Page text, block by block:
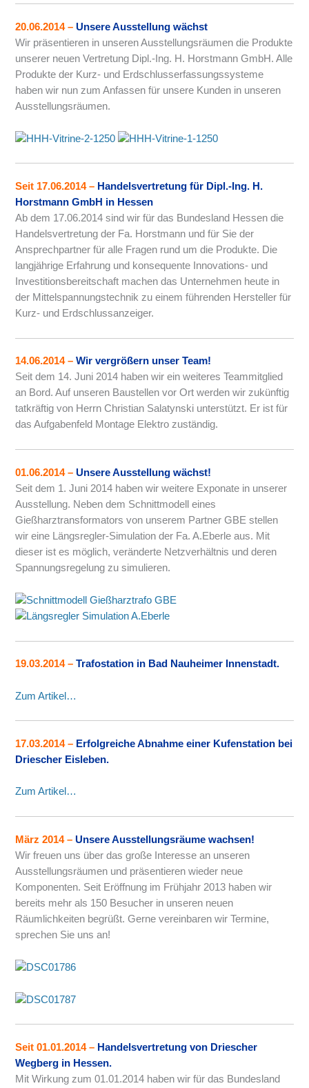
20.06.2014– Unsere Ausstellung wächst
Wir präsentieren in unseren Ausstellungsräumen die Produkte
unserer neuen Vertretung Dipl.-Ing. H. Horstmann GmbH. Alle
Produkte der Kurz- und Erdschlusserfassungssysteme
haben wir nun zum Anfassen für unsere Kunden in unseren
Ausstellungsräumen.
Seit 17.06.2014– Handelsvertretung für Dipl.-Ing. H.
Horstmann GmbH in Hessen
Ab dem 17.06.2014 sind wir für das Bundesland Hessen die
Handelsvertretung der Fa. Horstmann und für Sie der
Ansprechpartner für alle Fragen rund um die Produkte. Die
langjährige Erfahrung und konsequente Innovations- und
Investitionsbereitschaft machen das Unternehmen heute in
der Mittelspannungstechnik zu einem führenden Hersteller für
Kurz- und Erdschlussanzeiger.
14.06.2014– Wir vergrößern unser Team!
Seit dem 14. Juni 2014 haben wir ein weiteres Teammitglied
an Bord. Auf unseren Baustellen vor Ort werden wir zukünftig
tatkräftig von Herrn Christian Salatynski unterstützt. Er ist für
das Aufgabenfeld Montage Elektro zuständig.
01.06.2014– Unsere Ausstellung wächst!
Seit dem 1. Juni 2014 haben wir weitere Exponate in unserer
Ausstellung. Neben dem Schnittmodell eines
Gießharztransformators von unserem Partner GBE stellen
wir eine Längsregler-Simulation der Fa. A.Eberle aus. Mit
dieser ist es möglich, veränderte Netzverhältnis und deren
Spannungsregelung zu simulieren.
19.03.2014– Trafostation in Bad Nauheimer Innenstadt.
Zum Artikel…
17.03.2014– Erfolgreiche Abnahme einer Kufenstation bei
Driescher Eisleben.
Zum Artikel…
März 2014– Unsere Ausstellungsräume wachsen!
Wir freuen uns über das große Interesse an unseren
Ausstellungsräumen und präsentieren wieder neue
Komponenten. Seit Eröffnung im Frühjahr 2013 haben wir
bereits mehr als 150 Besucher in unseren neuen
Räumlichkeiten begrüßt. Gerne vereinbaren wir Termine,
sprechen Sie uns an!
Seit 01.01.2014– Handelsvertretung von Driescher
Wegberg in Hessen.
Mit Wirkung zum 01.01.2014 haben wir für das Bundesland